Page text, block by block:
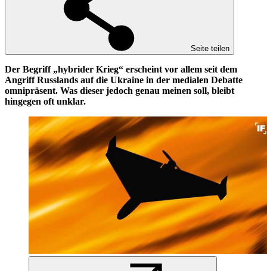
Seite teilen
Der Begriff „hybrider Krieg“ erscheint vor allem seit dem
Angriff Russlands auf die Ukraine in der medialen Debatte
omnipräsent. Was dieser jedoch genau meinen soll, bleibt
hingegen oft unklar.